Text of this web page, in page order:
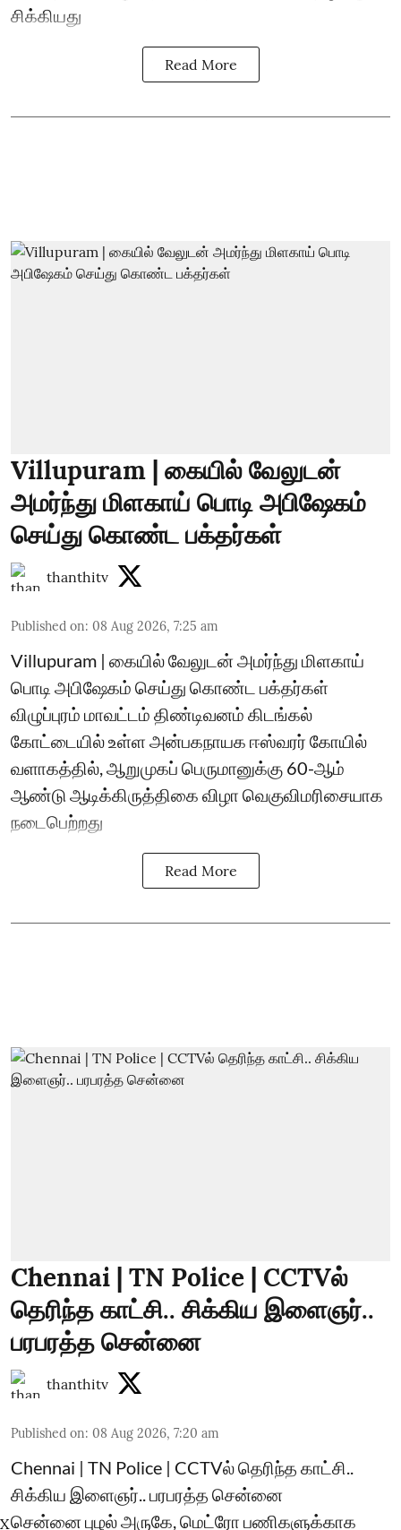
சிக்கியது
Read More
Villupuram | கையில் வேலுடன்
அமர்ந்து மிளகாய் பொடி அபிஷேகம்
செய்து கொண்ட பக்தர்கள்
thanthitv
Published on: 08 Aug 2026, 7:25 am
Villupuram | கையில் வேலுடன் அமர்ந்து மிளகாய்
பொடி அபிஷேகம் செய்து கொண்ட பக்தர்கள்
விழுப்புரம் மாவட்டம் திண்டிவனம் கிடங்கல்
கோட்டையில் உள்ள அன்பகநாயக ஈஸ்வரர் கோயில்
வளாகத்தில், ஆறுமுகப் பெருமானுக்கு 60-ஆம்
ஆண்டு ஆடிக்கிருத்திகை விழா வெகுவிமரிசையாக
நடைபெற்றது
Read More
Chennai | TN Police | CCTVல்
தெரிந்த காட்சி.. சிக்கிய இளைஞர்..
பரபரத்த சென்னை
thanthitv
Published on: 08 Aug 2026, 7:20 am
Chennai | TN Police | CCTVல் தெரிந்த காட்சி..
சிக்கிய இளைஞர்.. பரபரத்த சென்னை
சென்னை புழல் அருகே, மெட்ரோ பணிகளுக்காக
X